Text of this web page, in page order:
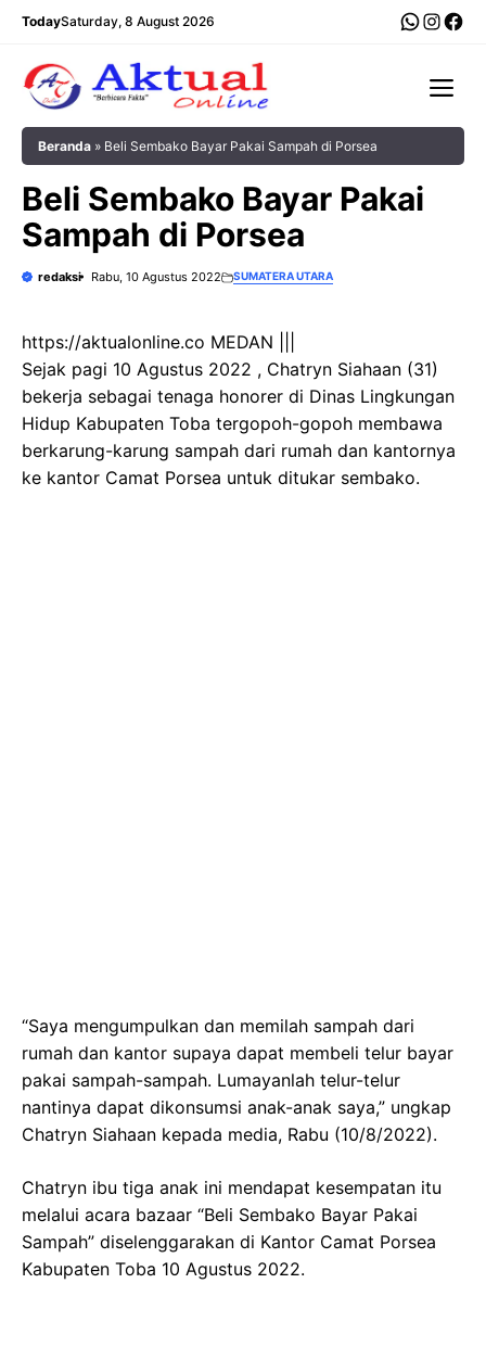
Langsung
TodaySaturday, 8 August 2026
Beranda » Beli Sembako Bayar Pakai Sampah di Porsea
Beli Sembako Bayar Pakai
Sampah di Porsea
redaksi Rabu, 10 Agustus 2022 SUMATERA UTARA
https://aktualonline.co MEDAN |||
Sejak pagi 10 Agustus 2022 , Chatryn Siahaan (31)
bekerja sebagai tenaga honorer di Dinas Lingkungan
Hidup Kabupaten Toba tergopoh-gopoh membawa
berkarung-karung sampah dari rumah dan kantornya
ke kantor Camat Porsea untuk ditukar sembako.
“Saya mengumpulkan dan memilah sampah dari
rumah dan kantor supaya dapat membeli telur bayar
pakai sampah-sampah. Lumayanlah telur-telur
nantinya dapat dikonsumsi anak-anak saya,” ungkap
Chatryn Siahaan kepada media, Rabu (10/8/2022).
Chatryn ibu tiga anak ini mendapat kesempatan itu
melalui acara bazaar “Beli Sembako Bayar Pakai
Sampah” diselenggarakan di Kantor Camat Porsea
Kabupaten Toba 10 Agustus 2022.